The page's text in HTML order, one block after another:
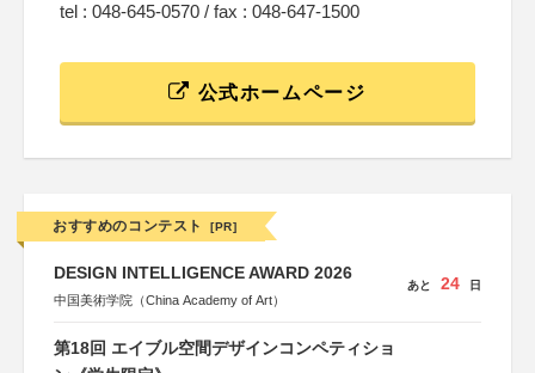
tel : 048-645-0570 / fax : 048-647-1500
公式ホームページ
おすすめのコンテスト [PR]
DESIGN INTELLIGENCE AWARD 2026
中国美術学院（China Academy of Art）
あと 24 日
第18回 エイブル空間デザインコンペティショ